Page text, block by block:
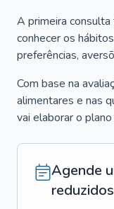
A primeira consulta
conhecer os
preferências,
Com base na
alimentares e nas
vai elaborar o
Agende
reduzidos